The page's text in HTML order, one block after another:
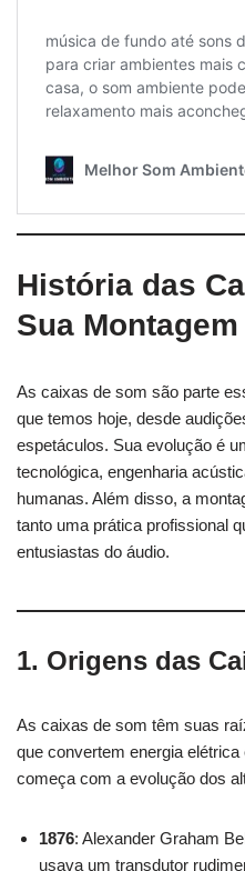
História das
Sua Montagem
As caixas de som são parte
que temos hoje, desde
espetáculos. Sua evolução é
tecnológica, engenharia
humanas. Além disso, a
tanto uma prática profissional
entusiastas do áudio.
1. Origens das
As caixas de som têm suas
que convertem energia
começa com a evolução dos
1876: Alexander Graham
usava um transdutor